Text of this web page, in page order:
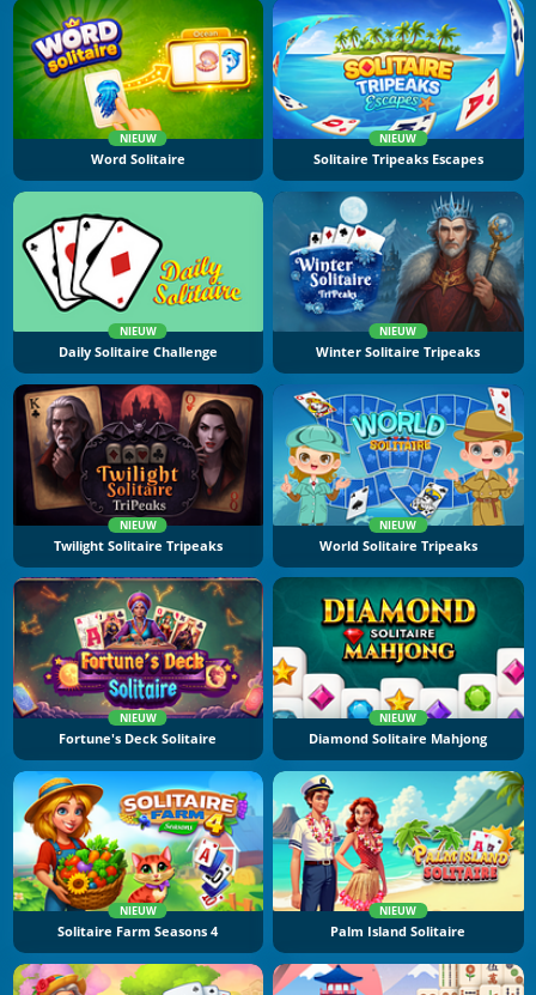
NIEUW
Word Solitaire
NIEUW
Solitaire Tripeaks Escapes
NIEUW
Daily Solitaire Challenge
NIEUW
Winter Solitaire Tripeaks
NIEUW
Twilight Solitaire Tripeaks
NIEUW
World Solitaire Tripeaks
NIEUW
Fortune's Deck Solitaire
NIEUW
Diamond Solitaire Mahjong
NIEUW
Solitaire Farm Seasons 4
NIEUW
Palm Island Solitaire